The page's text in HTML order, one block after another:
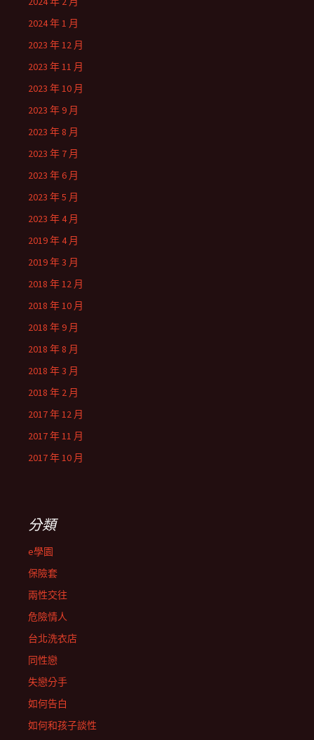
2024 年 1 月
2023 年 12 月
2023 年 11 月
2023 年 10 月
2023 年 9 月
2023 年 8 月
2023 年 7 月
2023 年 6 月
2023 年 5 月
2023 年 4 月
2019 年 4 月
2019 年 3 月
2018 年 12 月
2018 年 10 月
2018 年 9 月
2018 年 8 月
2018 年 3 月
2018 年 2 月
2017 年 12 月
2017 年 11 月
2017 年 10 月
分類
e學園
保險套
兩性交往
危險情人
台北洗衣店
同性戀
失戀分手
如何告白
如何和孩子談性